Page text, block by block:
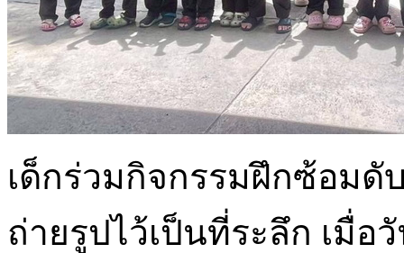
เด็กร่วมกิจกรรมฝึกซ้อมดั
ถ่ายรูปไว้เป็นที่ระลึก เมื่อ